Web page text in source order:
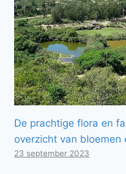
De prachtige flora en
overzicht van bloemen
23 september 2023